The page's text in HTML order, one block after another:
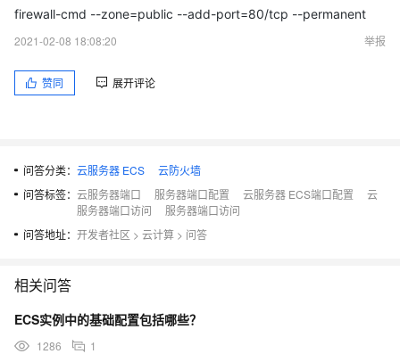
firewall-cmd --zone=public --add-port=80/tcp --permanent
2021-02-08 18:08:20
举报
赞同 展开评论
问答分类： 云服务器 ECS
云防火墙
问答标签： 云服务器端口 服务器端口配置 云服务器 ECS端口配置
云
服务器端口访问
服务器端口访问
问答地址： 开发者社区 > 云计算 > 问答
相关问答
ECS实例中的基础配置包括哪些？
1286 1